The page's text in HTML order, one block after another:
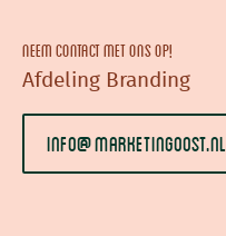
Neem contact met ons op!
Afdeling Branding
info@marketingoost.nl